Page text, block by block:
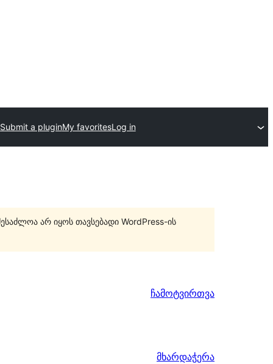
Submit a pluginMy favoritesLog in
არ იყოს თავსებადი WordPress-ის
ჩამოტვირთვა
მხარდაჭერა